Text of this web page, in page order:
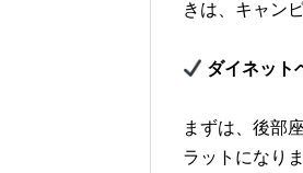
きは、キャン
ダイネット
まずは、後部
ラットになり